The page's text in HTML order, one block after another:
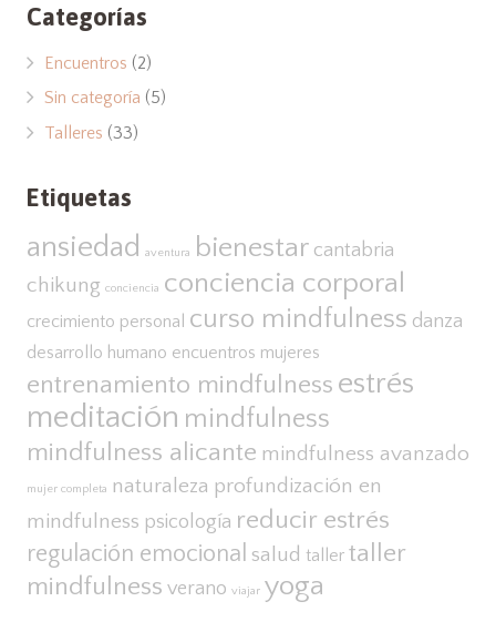
Categorías
Encuentros (2)
Sin categoría (5)
Talleres (33)
Etiquetas
ansiedad aventura bienestar cantabria
chikung conciencia conciencia corporal
crecimiento personal curso mindfulness danza
desarrollo humano encuentros mujeres
entrenamiento mindfulness estrés
meditación mindfulness
mindfulness alicante mindfulness avanzado
mujer completa naturaleza profundización en
mindfulness psicología reducir estrés
regulación emocional salud taller taller
mindfulness verano viajar yoga